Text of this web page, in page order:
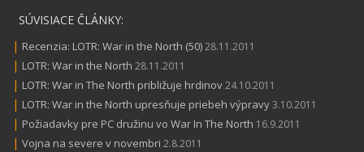
SÚVISIACE ČLÁNKY:
| Recenzia: LOTR: War in the North (50)28.11.2011
| LOTR: War in the North 28.11.2011
| LOTR: War in The North približuje hrdinov24.10.2011
| LOTR: War in the North upresňuje priebeh výpravy3.10.2011
| Požiadavky pre PC družinu vo War In The North 16.9.2011
| Vojna na severe v novembri 2.8.2011